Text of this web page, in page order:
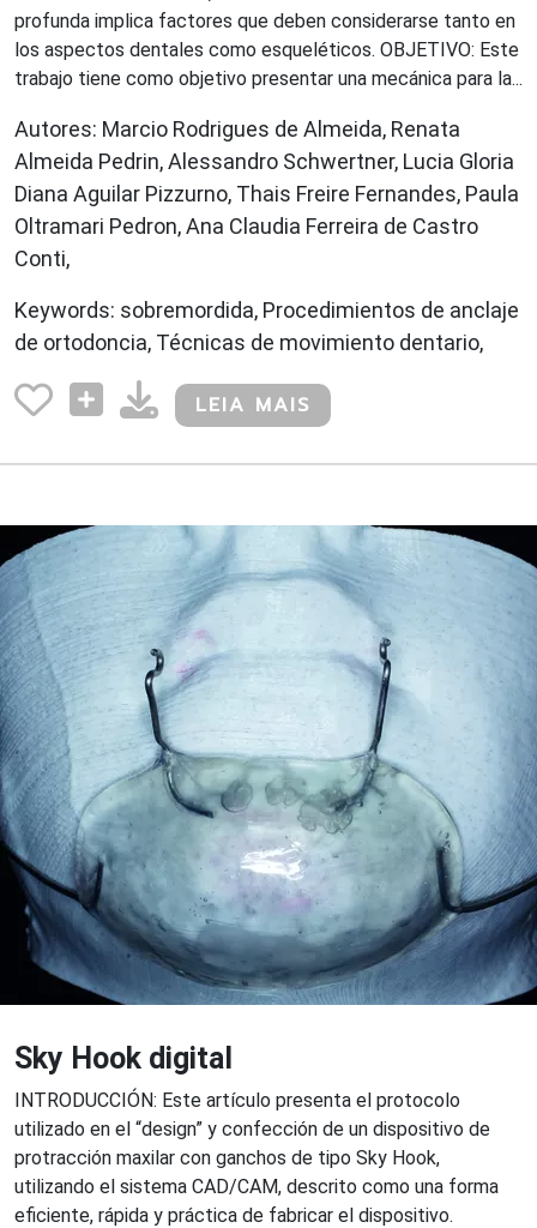
profunda implica factores que deben considerarse tanto en
los aspectos dentales como esqueléticos. OBJETIVO: Este
trabajo tiene como objetivo presentar una mecánica para la...
Autores: Marcio Rodrigues de Almeida, Renata
Almeida Pedrin, Alessandro Schwertner, Lucia Gloria
Diana Aguilar Pizzurno, Thais Freire Fernandes, Paula
Oltramari Pedron, Ana Claudia Ferreira de Castro
Conti,
Keywords: sobremordida, Procedimientos de anclaje
de ortodoncia, Técnicas de movimiento dentario,
LEIA MAIS
Sky Hook digital
INTRODUCCIÓN: Este artículo presenta el protocolo
utilizado en el “design” y confección de un dispositivo de
protracción maxilar con ganchos de tipo Sky Hook,
utilizando el sistema CAD/CAM, descrito como una forma
eficiente, rápida y práctica de fabricar el dispositivo.